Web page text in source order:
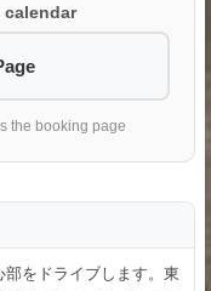
the booking page
をドライブします。東